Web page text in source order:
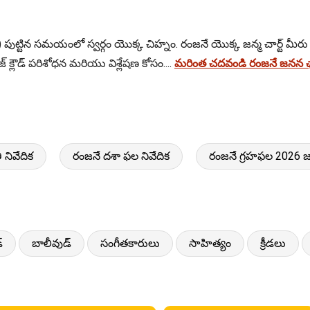
పుట్టిన సమయంలో స్వర్గం యొక్క చిహ్నం. రంజనే యొక్క జన్మ చార్ట్
క్లౌడ్ పరిశోధన మరియు విశ్లేషణ కోసం.... మరింత చదవండి రంజనే జనన
నివేదిక రంజనే దశా ఫల నివేదిక రంజనే గ్రహఫల 2026
బాలీవుడ్ సంగీతకారులు సాహిత్యం క్రీడలు